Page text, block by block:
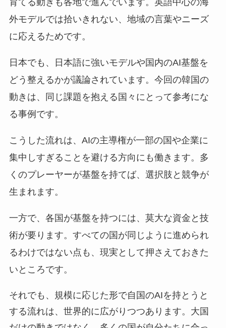
育てる動きも各地で進んでいます。英語中心の海
外モデルでは拾いきれない、地域の言葉やニーズ
に応えるためです。
日本でも、日本語に強いモデルや国内のAI基盤を
どう整えるかが議論されています。今回の韓国の
動きは、同じ課題を抱える国々にとって参考にな
る事例です。
こうした流れは、AIの主導権が一部の国や企業に
集中しすぎることを避ける方向にも働きます。多
くのプレーヤーが基盤を持てば、選択肢と競争が
生まれます。
一方で、各国が基盤を持つには、莫大な資金と技
術が要ります。すべての国が同じように進められ
るわけではない点も、現実として押さえておきた
いところです。
それでも、規模に応じた形で自国のAIを持とうと
する流れは、世界的に広がりつつあります。大国